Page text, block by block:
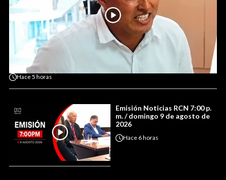
Hace5 horas
Emisión Noticias RCN 7:00 p.
m. / domingo 9 de agosto de
2026
Hace 6 horas